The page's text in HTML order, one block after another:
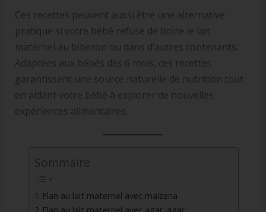
Ces recettes peuvent aussi être une alternative
pratique si votre bébé refuse de boire le lait
maternel au biberon ou dans d’autres contenants.
Adaptées aux bébés dès 6 mois, ces recettes
garantissent une source naturelle de nutrition tout
en aidant votre bébé à explorer de nouvelles
expériences alimentaires.
Sommaire
Flan au lait maternel avec maïzena